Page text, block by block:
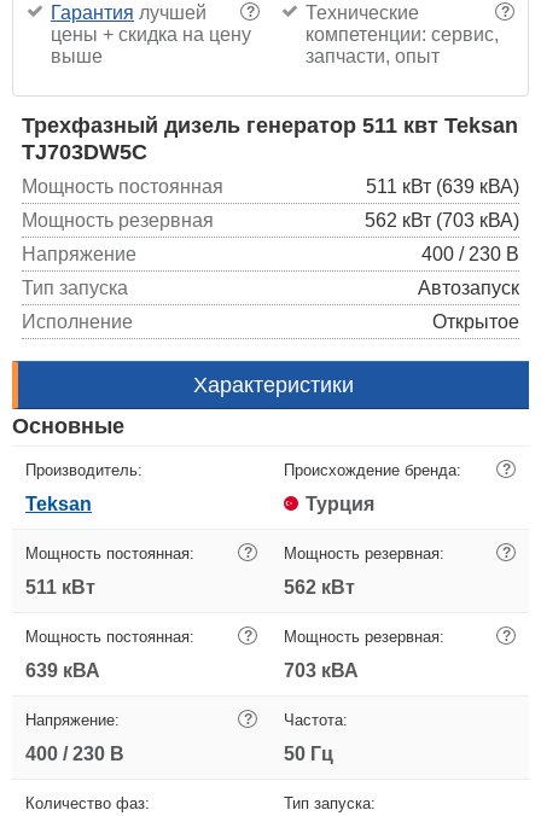
?
Гарантия лучшей
цены + скидка на цену
выше
?
Технические
компетенции: сервис,
запчасти, опыт
Трехфазный дизель генератор 511 квт Teksan
TJ703DW5C
Мощность постоянная
511 кВт (639 кВА)
Мощность резервная
562 кВт (703 кВА)
Напряжение
400 / 230 В
Тип запуска
Автозапуск
Исполнение
Открытое
Характеристики
Основные
Производитель:
Teksan
Происхождение бренда: ?
Турция
Мощность постоянная: ?
511 кВт
Мощность резервная: ?
562 кВт
Мощность постоянная: ?
639 кВА
Мощность резервная: ?
703 кВА
Напряжение: ?
400 / 230 В
Частота:
50 Гц
Количество фаз: Тип запуска: